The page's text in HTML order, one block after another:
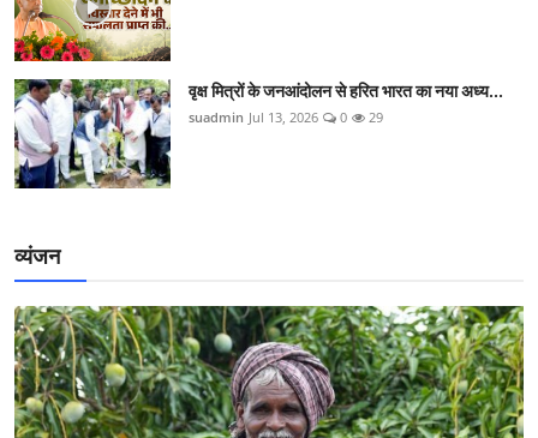
वृक्ष मित्रों के जनआंदोलन से हरित भारत का नया अध्य...
suadmin Jul 13, 2026 0 29
व्यंजन